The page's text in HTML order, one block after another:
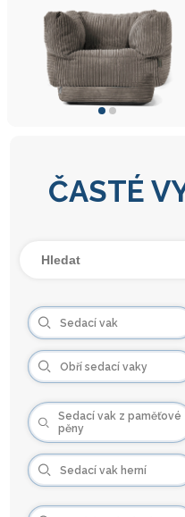
ČASTÉ
Sedací vak
Obří sedací vaky
Sedací vak z paměťové
pěny
Sedací vak herní